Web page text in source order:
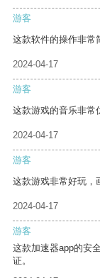
游客
这款软件的操作非常
2024-04-17
游客
这款游戏的音乐非常
2024-04-17
游客
这款游戏非常好玩，
2024-04-17
游客
这款加速器app的安
证。